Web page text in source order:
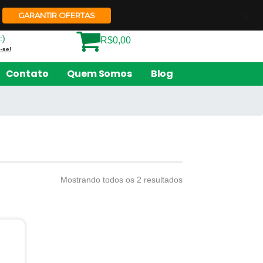
GARANTIR OFERTAS Quem Somos
se!
R$0,00
Contato Quem Somos Blog
Mostrando todos os 2 resultados